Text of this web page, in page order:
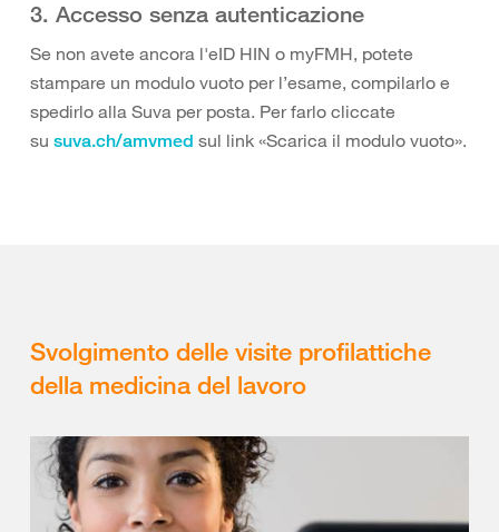
3. Accesso senza autenticazione
Se non avete ancora l'eID HIN o myFMH, potete
stampare un modulo vuoto per l’esame, compilarlo e
spedirlo alla Suva per posta. Per farlo cliccate
su suva.ch/amvmed sul link «Scarica il modulo vuoto».
Svolgimento delle visite profilattiche
della medicina del lavoro